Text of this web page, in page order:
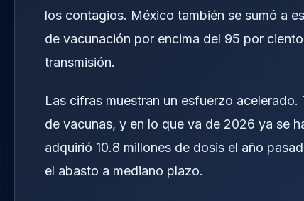
los contagios. México también se sumó a
de vacunación por encima del 95 por
transmisión.
Las cifras muestran un esfuerzo
de vacunas, y en lo que va de 2026 ya se
adquirió 10.8 millones de dosis el año
el abasto a mediano plazo.